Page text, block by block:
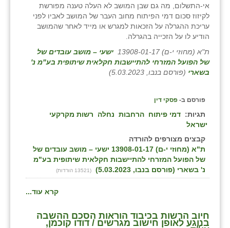
אי-התשלום, מה גם שבן המושב לא העלה טענה מפורשת
לקיזוז סכום דמי הפיתוח מחוב העבר של המושב לאביו לפני
עריכת ההגרלה על הזכאות למגרש או מייד לאחר שהמושב
הודיע לו על הזכייה בהגרלה.
ת"א (מחוזי י-ם) 13908-01-17
ישעי – מושב עובדים של
של הפועל המזרחי להתיישבות חקלאית שיתופית בע"מ נ'
בשארי (פורסם בנבו, 5.03.2023)
פורסם ב- פסקי דין
תגיות: דמי פיתוח הרחבות נחלה
רשות מקרקעי
ישראל
קבצים מצורפים להורדה
ת"א (מחוזי י-ם) 13908-01-17 ישעי – מושב עובדים של
של הפועל המזרחי להתיישבות חקלאית שיתופית בע"מ
נ' בשארי (פורסם בנבו, 5.03.2023)
(13521 הורדות)
קרא עוד...
חיוב הרשות בכיבוד הוראות הסכם ההשבה
בנוגע לאופן חישוב מגרשים / דודו קוכמן,